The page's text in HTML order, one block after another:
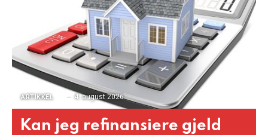
ARTIKKEL 4. august 2026
Kan jeg refinansiere gjeld